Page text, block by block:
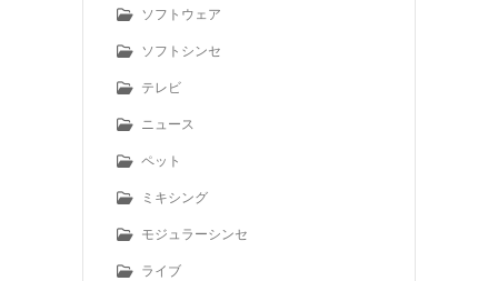
ソフトウェア
ソフトシンセ
テレビ
ニュース
ペット
ミキシング
モジュラーシンセ
ライブ